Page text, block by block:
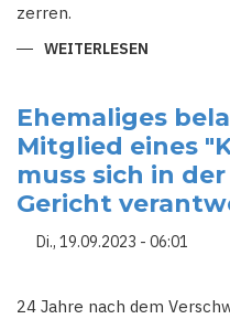
zerren.
WEITERLESEN
UNS
DAS
-
Ehemaliges
Mitglied eines
muss sich in
Gericht
Di., 19.09.2023 - 06:01
24 Jahre nach dem